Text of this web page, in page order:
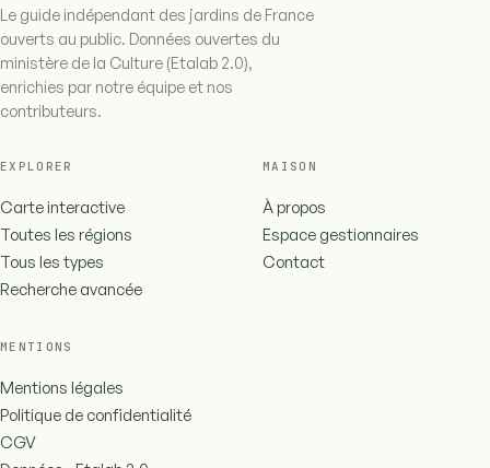
Le guide indépendant des jardins de France
ouverts au public. Données ouvertes du
ministère de la Culture (Etalab 2.0),
enrichies par notre équipe et nos
contributeurs.
EXPLORER
Carte interactive
Toutes les régions
Tous les types
Recherche avancée
MAISON
À propos
Espace gestionnaires
Contact
MENTIONS
Mentions légales
Politique de confidentialité
CGV